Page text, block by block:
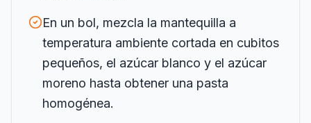
En un bol, mezcla la mantequilla a
temperatura ambiente cortada en cubitos
pequeños, el azúcar blanco y el azúcar
moreno hasta obtener una pasta
homogénea.